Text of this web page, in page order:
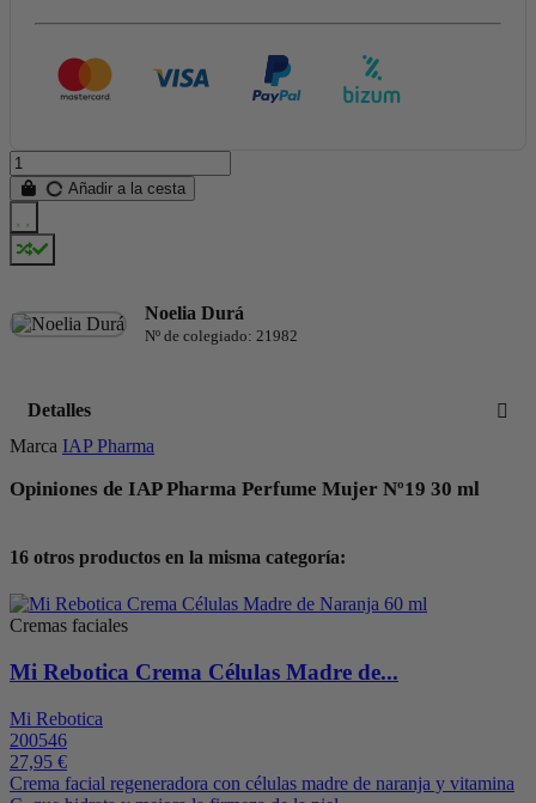
Añadir a la cesta
Noelia Durá
Nº de colegiado: 21982
Detalles
Marca IAP Pharma
Opiniones de IAP Pharma Perfume Mujer Nº19 30 ml
16 otros productos en la misma categoría:
Cremas faciales
Mi Rebotica Crema Células Madre de...
Mi Rebotica
200546
27,95 €
Crema facial regeneradora con células madre de naranja y vitamina